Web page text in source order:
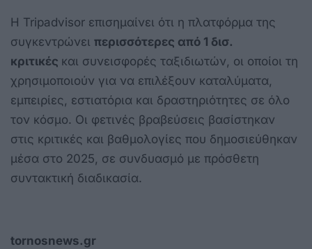
Η Tripadvisor επισημαίνει ότι η πλατφόρμα της
συγκεντρώνει περισσότερες από 1 δισ.
κριτικές και συνεισφορές ταξιδιωτών, οι οποίοι τη
χρησιμοποιούν για να επιλέξουν καταλύματα,
εμπειρίες, εστιατόρια και δραστηριότητες σε όλο
τον κόσμο. Οι φετινές βραβεύσεις βασίστηκαν
στις κριτικές και βαθμολογίες που δημοσιεύθηκαν
μέσα στο 2025, σε συνδυασμό με πρόσθετη
συντακτική διαδικασία.
tornosnews.gr